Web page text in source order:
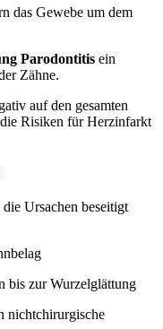
das Gewebe um dem
Parodontitis ein
Zähne.
auf den gesamten
Risiken für Herzinfarkt
Ursachen beseitigt
bis zur Wurzelglättung
nichtchirurgische